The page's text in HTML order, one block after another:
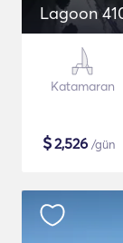
Lagoon
Katamaran
$2,526 /gün